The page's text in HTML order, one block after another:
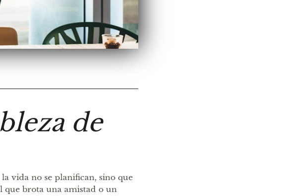
de
vida no se planifican, sino que
que brota una amistad o un